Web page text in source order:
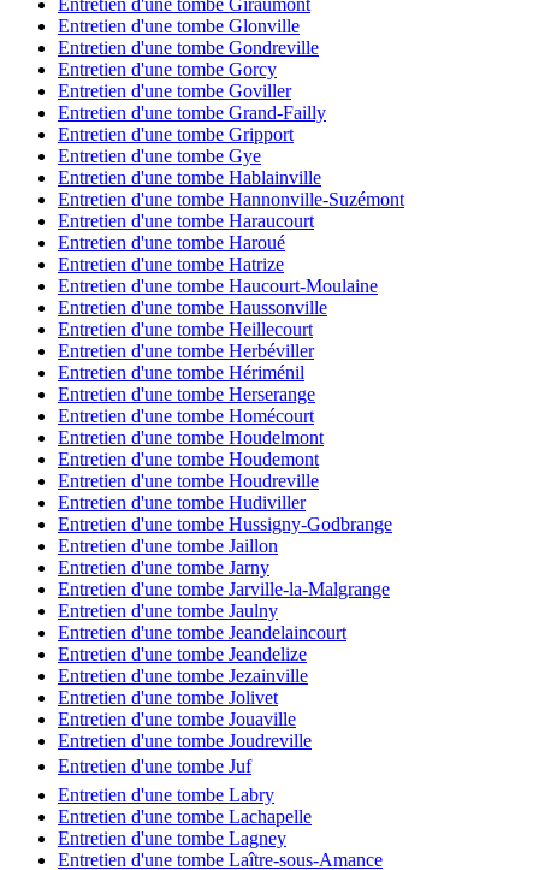
Entretien d'une tombe Glonville
Entretien d'une tombe Gondreville
Entretien d'une tombe Gorcy
Entretien d'une tombe Goviller
Entretien d'une tombe Grand-Failly
Entretien d'une tombe Gripport
Entretien d'une tombe Gye
Entretien d'une tombe Hablainville
Entretien d'une tombe Hannonville-Suzémont
Entretien d'une tombe Haraucourt
Entretien d'une tombe Haroué
Entretien d'une tombe Hatrize
Entretien d'une tombe Haucourt-Moulaine
Entretien d'une tombe Haussonville
Entretien d'une tombe Heillecourt
Entretien d'une tombe Herbéviller
Entretien d'une tombe Hériménil
Entretien d'une tombe Herserange
Entretien d'une tombe Homécourt
Entretien d'une tombe Houdelmont
Entretien d'une tombe Houdemont
Entretien d'une tombe Houdreville
Entretien d'une tombe Hudiviller
Entretien d'une tombe Hussigny-Godbrange
Entretien d'une tombe Jaillon
Entretien d'une tombe Jarny
Entretien d'une tombe Jarville-la-Malgrange
Entretien d'une tombe Jaulny
Entretien d'une tombe Jeandelaincourt
Entretien d'une tombe Jeandelize
Entretien d'une tombe Jezainville
Entretien d'une tombe Jolivet
Entretien d'une tombe Jouaville
Entretien d'une tombe Joudreville
Entretien d'une tombe Juf
Entretien d'une tombe Labry
Entretien d'une tombe Lachapelle
Entretien d'une tombe Lagney
Entretien d'une tombe Laître-sous-Amance